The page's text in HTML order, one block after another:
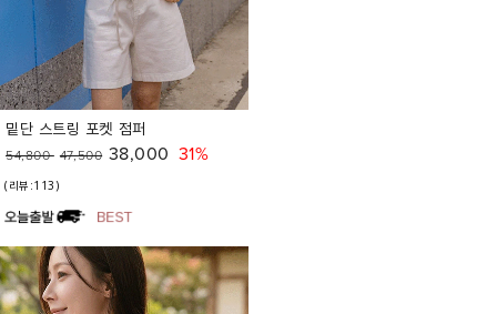
밑단 스트링 포켓 점퍼
54,800 47,500 38,000 31%
(리뷰:113)